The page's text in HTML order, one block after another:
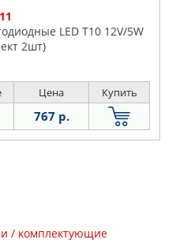
LED T10 12V/5W
2шт)
Цена Купить
767 р.
/ комплектующие